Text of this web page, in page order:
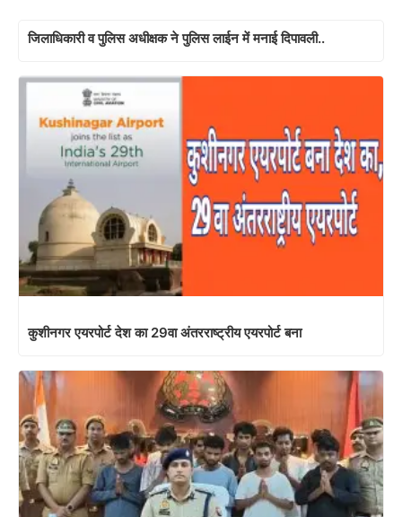
जिलाधिकारी व पुलिस अधीक्षक ने पुलिस लाईन में मनाई दिपावली..
कुशीनगर एयरपोर्ट देश का 29वा अंतरराष्ट्रीय एयरपोर्ट बना